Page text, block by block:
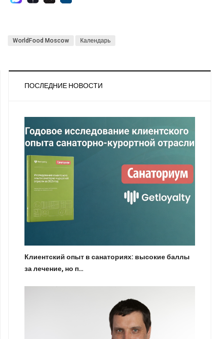
WorldFood Moscow Календарь
ПОСЛЕДНИЕ НОВОСТИ
Клиентский опыт в санаториях: высокие баллы
за лечение, но п…